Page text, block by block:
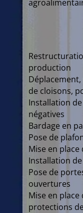
production
de cloisons,
Installation
négatives
Bardage en
Pose de
Mise en place
Installation
Pose de
ouvertures
Mise en
protections